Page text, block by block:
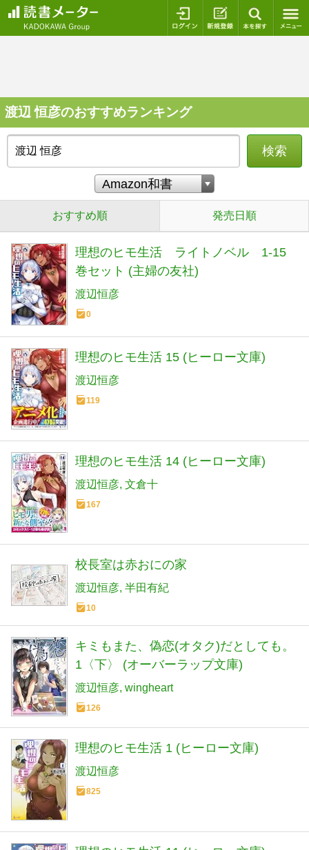
ログイン 新規登録
渡辺 恒彦のおすすめランキング
検索
おすすめ順 発売日順
理想のヒモ生活 ライトノベル 1-15
巻セット (主婦の友社)
渡辺恒彦
0
理想のヒモ生活 15 (ヒーロー文庫)
渡辺恒彦
119
理想のヒモ生活 14 (ヒーロー文庫)
渡辺恒彦 文倉十
167
校長室は赤おにの家
渡辺恒彦 半田有紀
10
キミもまた、偽恋(オタク)だとしても。
1〈下〉 (オーバーラップ文庫)
渡辺恒彦 wingheart
126
理想のヒモ生活 1 (ヒーロー文庫)
渡辺恒彦
825